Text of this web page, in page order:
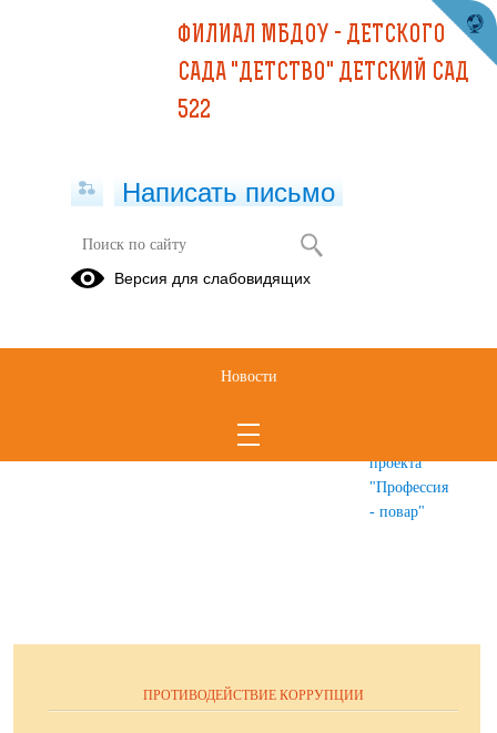
Академия родительского
просвещения
проекта
"Профессия
- повар"
ПРОТИВОДЕЙСТВИЕ КОРРУПЦИИ
ФИЛИАЛ МБДОУ - ДЕТСКОГО
САДА "ДЕТСТВО" ДЕТСКИЙ САД
522
Написать письмо
Версия для слабовидящих
Новости